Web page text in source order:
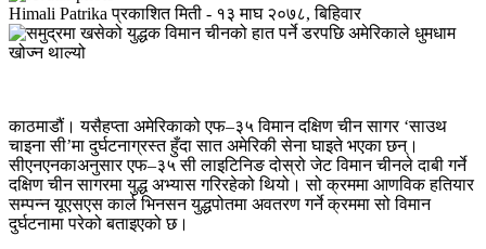
Himali Patrika प्रकाशित मिती - १३ माघ २०७८, बिहिवार
काठमाडौं। यसैहप्ता अमेरिकाको एफ–३५ विमान दक्षिण चीन सागर ‘साउथ
चाइना सी’मा दुर्घटनाग्रस्त हुँदा सात अमेरिकी सेना घाइते भएका छन्।
सीएनएनकाअनुसार एफ–३५ सी लाइटिनिङ दोस्रो जेट विमान चीनले दाबी गर्ने
दक्षिण चीन सागरमा युद्ध अभ्यास गरिरहेको थियो। सो क्रममा आणविक हतियार
सम्पन्न यूएसएस कार्ल भिनसन युद्धपोतमा अवतरण गर्ने क्रममा सो विमान
दुर्घटनामा परेको बताइएको छ।